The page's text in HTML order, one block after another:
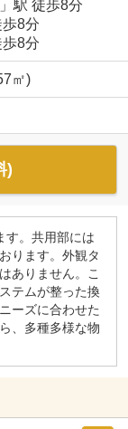
駅 徒歩8分
8分
8分
㎡)
)
す。共用部には
ります。外観タ
ありません。こ
テムが整った換
ーズに合わせた
、多種多様な物